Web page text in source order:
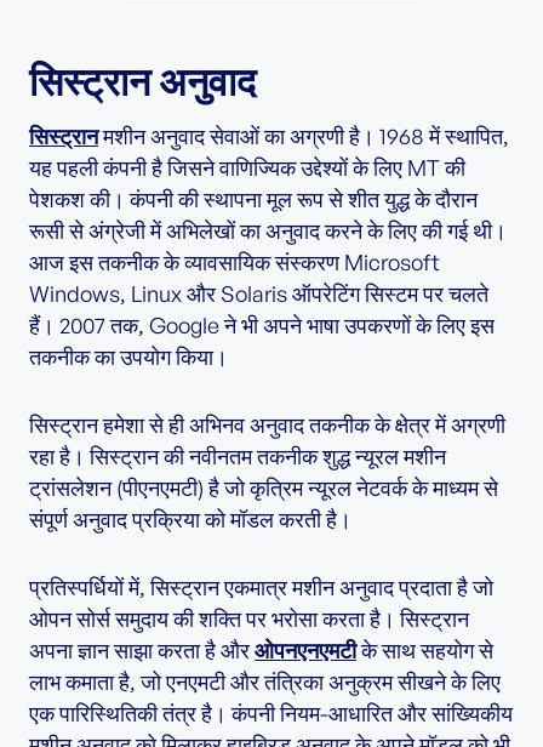
सिस्ट्रान अनुवाद
सिस्ट्रानमशीन अनुवाद सेवाओं का अग्रणी है। 1968 में स्थापित,
यह पहली कंपनी है जिसने वाणिज्यिक उद्देश्यों के लिए MT की
पेशकश की। कंपनी की स्थापना मूल रूप से शीत युद्ध के दौरान
रूसी से अंग्रेजी में अभिलेखों का अनुवाद करने के लिए की गई थी।
आज इस तकनीक के व्यावसायिक संस्करण Microsoft
Windows, Linux और Solaris ऑपरेटिंग सिस्टम पर चलते
हैं। 2007 तक, Google ने भी अपने भाषा उपकरणों के लिए इस
तकनीक का उपयोग किया।
सिस्ट्रान हमेशा से ही अभिनव अनुवाद तकनीक के क्षेत्र में अग्रणी
रहा है। सिस्ट्रान की नवीनतम तकनीक शुद्ध न्यूरल मशीन
ट्रांसलेशन (पीएनएमटी) है जो कृत्रिम न्यूरल नेटवर्क के माध्यम से
संपूर्ण अनुवाद प्रक्रिया को मॉडल करती है।
प्रतिस्पर्धियों में, सिस्ट्रान एकमात्र मशीन अनुवाद प्रदाता है जो
ओपन सोर्स समुदाय की शक्ति पर भरोसा करता है। सिस्ट्रान
अपना ज्ञान साझा करता है औरओपनएनएमटीके साथ सहयोग से
लाभ कमाता है, जो एनएमटी और तंत्रिका अनुक्रम सीखने के लिए
एक पारिस्थितिकी तंत्र है। कंपनी नियम-आधारित और सांख्यिकीय